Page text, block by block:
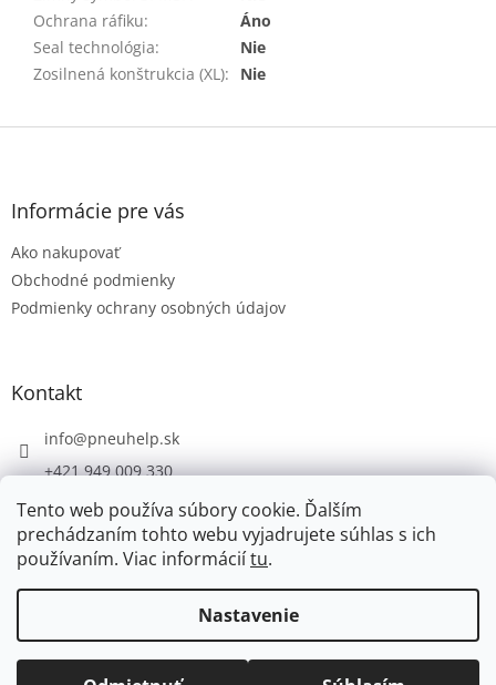
Tento web používa súbory cookie. Ďalším
prechádzaním tohto webu vyjadrujete súhlas s ich
používaním. Viac informáciítu.
Nastavenie
Ochrana ráfiku:
Áno
Seal technológia:
Nie
Zosilnená konštrukcia (XL): Nie
Z
Informácie pre vás
Ako nakupovať
Obchodné podmienky
Podmienky ochrany osobných údajov
Kontakt
info@pneuhelp.sk
+421 949 009 330
Copyright 2026PNEUHELP.SK. Všetky práva vyhradené.